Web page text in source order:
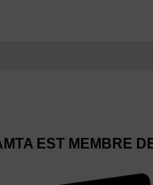
EST MEMBRE